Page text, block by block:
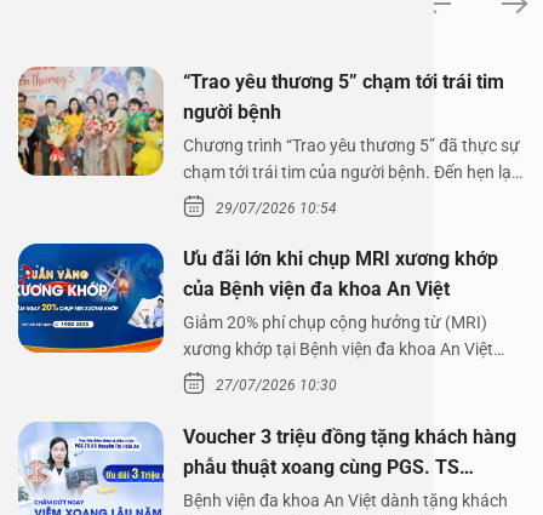
“Trao yêu thương 5” chạm tới trái tim
người bệnh
Chương trình “Trao yêu thương 5” đã thực sự
chạm tới trái tim của người bệnh. Đến hẹn lại
lên,…29/07/2026 10:54
Ưu đãi lớn khi chụp MRI xương khớp
của Bệnh viện đa khoa An Việt
Giảm 20% phí chụp cộng hưởng từ (MRI)
xương khớp tại Bệnh viện đa khoa An Việt
Bệnh viện đa…
27/07/2026 10:30
Voucher 3 triệu đồng tặng khách hàng
phẫu thuật xoang cùng PGS. TS
Nguyễn Thị Hoài An
Bệnh viện đa khoa An Việt dành tặng khách